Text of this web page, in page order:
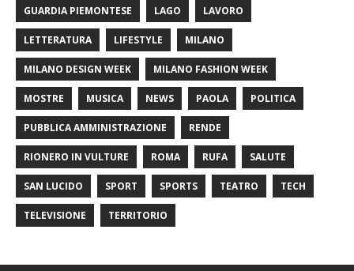
GUARDIA PIEMONTESE LAGO LAVORO
LETTERATURA LIFESTYLE MILANO
MILANO DESIGN WEEK MILANO FASHION WEEK
MOSTRE MUSICA NEWS PAOLA POLITICA
PUBBLICA AMMINISTRAZIONE RENDE
RIONERO IN VULTURE ROMA RUFA SALUTE
SAN LUCIDO SPORT SPORTS TEATRO TECH
TELEVISIONE TERRITORIO